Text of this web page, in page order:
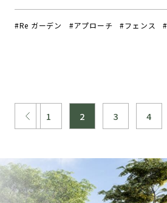
Re ガーデン アプローチ フェンス
1 2 3 4